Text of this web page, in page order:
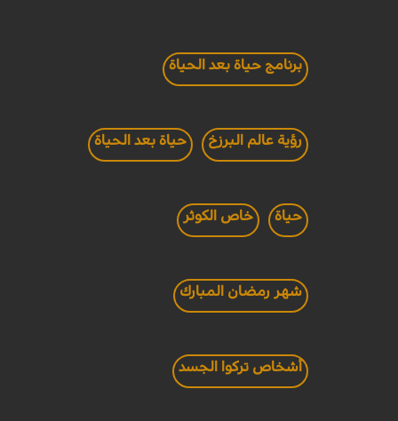
برنامج حياة بعد الحياة
رؤية عالم البرزخ حياة بعد الحياة
حياة خاص الكوثر
شهر رمضان المبارك
أشخاص تركوا الجسد